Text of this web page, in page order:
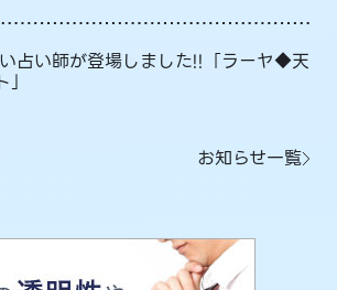
占い師が登場しました!!「ラーヤ◆天
お知らせ一覧